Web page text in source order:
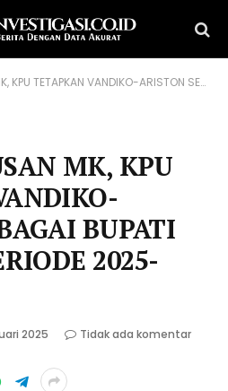
VANDIKO-ARISTON SEBAGAI BUPATI TERPILIH PERIODE 2025-2030.
MK, KPU
BUPATI
2025-
2025
Tidak ada komentar